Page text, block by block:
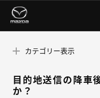
カテゴリー表示
目的地送信の降車
か？